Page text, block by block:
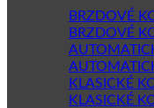
BRZDOVÉ
BRZDOVÉ
KLASICKÉ
KLASICKÉ